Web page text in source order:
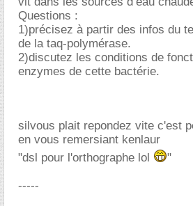
Questions :
1)précisez à partir des infos du
de la taq-polymérase.
2)discutez les conditions de
enzymes de cette bactérie.
silvous plait repondez vite c'est
en vous remersiant kenlaur
"dsl pour l'orthographe lol
"
-----